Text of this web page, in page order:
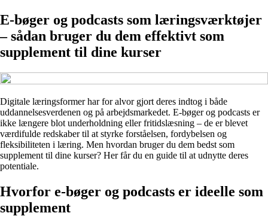
E-bøger og podcasts som læringsværktøjer
– sådan bruger du dem effektivt som
supplement til dine kurser
Digitale læringsformer har for alvor gjort deres indtog i både
uddannelsesverdenen og på arbejdsmarkedet. E-bøger og podcasts er
ikke længere blot underholdning eller fritidslæsning – de er blevet
værdifulde redskaber til at styrke forståelsen, fordybelsen og
fleksibiliteten i læring. Men hvordan bruger du dem bedst som
supplement til dine kurser? Her får du en guide til at udnytte deres
potentiale.
Hvorfor e-bøger og podcasts er ideelle som
supplement